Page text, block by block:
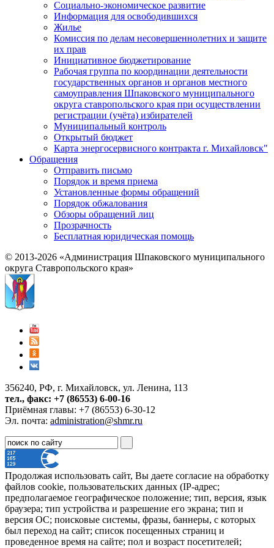
Социально-экономическое развитие
Информация для освободившихся
Жилье
Комиссия по делам несовершеннолетних и защите
их прав
Инициативное бюджетирование
Рабочая группа по координации деятельности
государственных органов и органов местного
самоуправления Шпаковского муниципального
округа ставропольского края при осуществлении
регистрации (учёта) избирателей
Муниципальный контроль
Открытый бюджет
Карта энергосервисного контракта г. Михайловск"
Обращения
Отправить письмо
Порядок и время приема
Установленные формы обращений
Порядок обжалования
Обзоры обращений лиц
Прозрачность
Бесплатная юридическая помощь
© 2013-2026 «Администрация Шпаковского муниципального
округа Ставропольского края»
356240, РФ, г. Михайловск, ул. Ленина, 113
тел., факс: +7 (86553) 6-00-16
Приёмная главы: +7 (86553) 6-30-12
Эл. почта: administration@shmr.ru
Продолжая использовать сайт, Вы даете согласие на обработку
файлов cookie, пользовательских данных (IP-адрес;
предполагаемое географическое положение; тип, версия, язык
браузера; тип устройства и разрешение его экрана; тип и
версия ОС; поисковые системы, фразы, баннеры, с которых
был переход на сайт; список посещенных страниц и
проведенное время на сайте; пол и возраст посетителей;